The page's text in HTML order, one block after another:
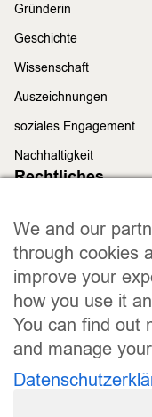
Gründerin
Geschichte
Wissenschaft
Auszeichnungen
soziales Engagement
Nachhaltigkeit
Rechtliches
Datenschutz
Widerrufsrecht
Allgemeine
Versand und Lieferung
Zahlungsweisen
We and our
through cookies
improve your
how you use it
You can find out
and manage